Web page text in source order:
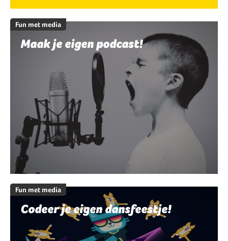
Fun met media
Maak je eigen podcast!
Fun met media
Codeer je eigen dansfeestje!